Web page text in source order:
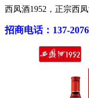
西凤酒1952，正宗西
招商电话：137-